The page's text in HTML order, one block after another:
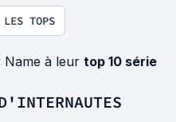
TOPS
à leur top 10 série